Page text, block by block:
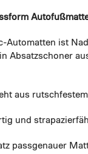
Automatten ist
Absatzschoner
aus
und
passgenauer